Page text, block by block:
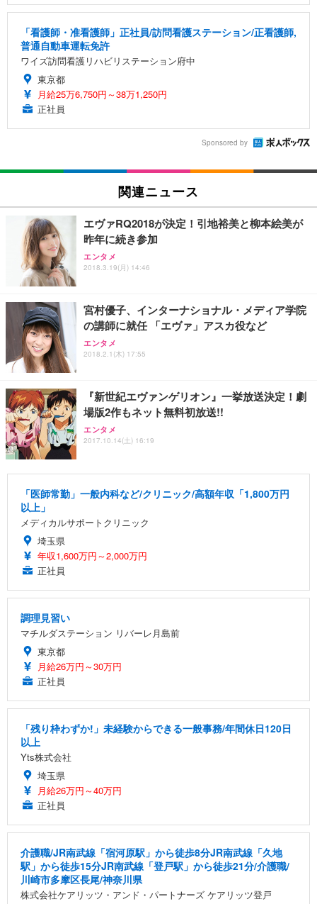
「看護師・准看護師」正社員/訪問看護ステーション/正看護師,
普通自動車運転免許
ワイズ訪問看護リハビリステーション府中
東京都
月給25万6,750円～38万1,250円
正社員
Sponsored by
関連ニュース
エヴァRQ2018が決定！引地裕美と柳本絵美が
昨年に続き参加
エンタメ
2018.3.19(月) 14:46
宮村優子、インターナショナル・メディア学院
の講師に就任 「エヴァ」アスカ役など
エンタメ
2018.2.1(木) 17:55
『新世紀エヴァンゲリオン』一挙放送決定！劇
場版2作もネット無料初放送!!
エンタメ
2017.10.14(土) 16:19
「医師常勤」一般内科など/クリニック/高額年収「1,800万円
以上」
メディカルサポートクリニック
埼玉県
年収1,600万円～2,000万円
正社員
調理見習い
マチルダステーション リバーレ月島前
東京都
月給26万円～30万円
正社員
「残り枠わずか!」未経験からできる一般事務/年間休日120日
以上
Yts株式会社
埼玉県
月給26万円～40万円
正社員
介護職/JR南武線「宿河原駅」から徒歩8分JR南武線「久地
駅」から徒歩15分JR南武線「登戸駅」から徒歩21分/介護職/
川崎市多摩区長尾/神奈川県
株式会社ケアリッツ・アンド・パートナーズ ケアリッツ登戸